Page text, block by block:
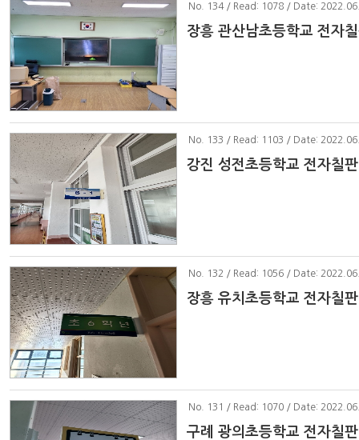
No . 134 / Read: 1078 / Date:
장흥 관산남초등학교 전자
No . 133 / Read: 1103 / Date:
강진 성전초등학교 전자칠
No . 132 / Read: 1056 / Date:
장흥 유치초등학교 전자칠
No . 131 / Read: 1070 / Date:
구례 광의초등학교 전자칠